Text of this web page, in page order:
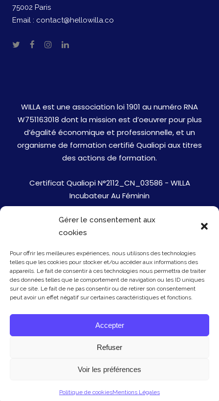
Gérer le consentement aux
cookies
Pour offrir les meilleures expériences, nous utilisons des technologies
telles que les cookies pour stocker et/ou accéder aux informations des
appareils. Le fait de consentir à ces technologies nous permettra de traiter
des données telles que le comportement de navigation ou les ID uniques
sur ce site. Le fait de ne pas consentir ou de retirer son consentement
peut avoir un effet négatif sur certaines caractéristiques et fonctions.
Accepter
Refuser
Voir les préférences
Politique de cookiesMentions Légales
75002 Paris
Email : contact@hellowilla.co
WILLA est une association loi 1901 au numéro RNA
W751163018 dont la mission est d’oeuvrer pour plus
d’égalité économique et professionnelle, et un
organisme de formation certifié Qualiopi aux titres
des actions de formation.
Certificat Qualiopi N°2112_CN_03586 - WILLA
Incubateur Au Féminin
Jobs
Mentions Légales
Politique de cookies
Presse